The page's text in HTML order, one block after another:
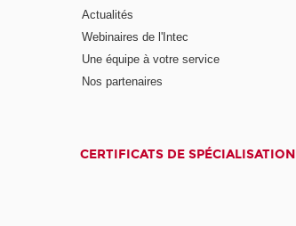
Actualités
Webinaires de l'Intec
Une équipe à votre service
Nos partenaires
CERTIFICATS DE SPÉCIALISATION